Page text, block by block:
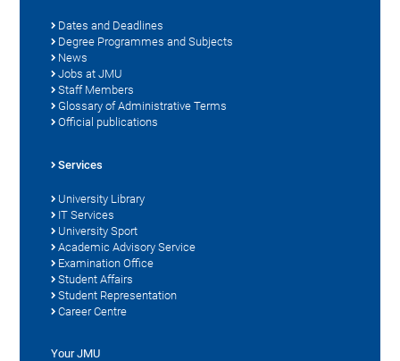
Dates and Deadlines
Degree Programmes and Subjects
News
Jobs at JMU
Staff Members
Glossary of Administrative Terms
Official publications
Services
University Library
IT Services
University Sport
Academic Advisory Service
Examination Office
Student Affairs
Student Representation
Career Centre
Your JMU